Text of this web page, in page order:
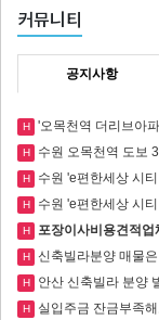
커뮤니티
공지사항
H '오목천역 더리브아
H 수원 오목천역 도보
H 수원 'e편한세상 시
H 수원 'e편한세상 시
H 포장이사비용견적
H 신축빌라분양 매물
H 안산 신축빌라 분양
H 실입주금 잔금부족